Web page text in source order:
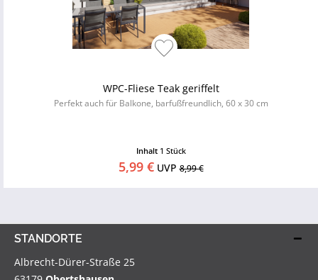
WPC-Fliese Teak geriffelt
Perfekt auch für Balkone, barfußfreundlich, 60 x 30 cm
Inhalt 1 Stück
5,99 €UVP8,99 €
STANDORTE
Albrecht-Dürer-Straße 25